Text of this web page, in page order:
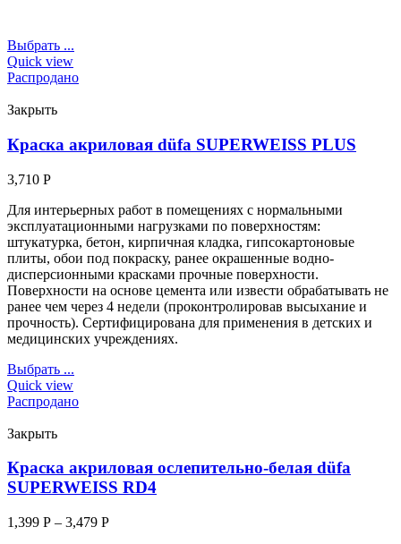
Выбрать ...
Quick view
Распродано
Закрыть
Краска акриловая düfa SUPERWEISS PLUS
3,710 Р
Для интерьерных работ в помещениях с нормальными
эксплуатационными нагрузками по поверхностям:
штукатурка, бетон, кирпичная кладка, гипсокартоновые
плиты, обои под покраску, ранее окрашенные водно-
дисперсионными красками прочные поверхности.
Поверхности на основе цемента или извести обрабатывать не
ранее чем через 4 недели (проконтролировав высыхание и
прочность). Сертифицирована для применения в детских и
медицинских учреждениях.
Выбрать ...
Quick view
Распродано
Закрыть
Краска акриловая ослепительно-белая düfa
SUPERWEISS RD4
1,399 Р – 3,479 Р